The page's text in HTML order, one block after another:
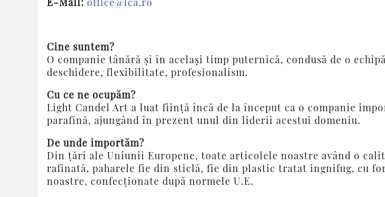
Cine suntem?
O companie tânără şi în acelaşi timp puternică, condusă de o
deschidere, flexibilitate, profesionalism.
Cu ce ne ocupăm?
Light Candel Art a luat fiinţă încă de la început ca o companie
parafină, ajungând în prezent unul din liderii acestui domeniu.
De unde importăm?
Din ţări ale Uniunii Europene, toate articolele noastre având o
rafinată, paharele fie din sticlă, fie din plastic tratat ingnifug, cu
noastre, confecţionate după normele U.E.